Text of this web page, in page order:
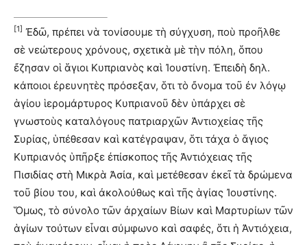
[1] Ἐδῶ, πρέπει νὰ τονίσουμε τὴ σύγχυση, ποὺ προῆλθε
σὲ νεώτερους χρόνους, σχετικὰ μὲ τὴν πόλη, ὅπου
ἔζησαν οἱ ἅγιοι Κυπριανὸς καὶ Ἰουστίνη. Ἐπειδὴ δηλ.
κάποιοι ἐρευνητὲς πρόσεξαν, ὅτι τὸ ὄνομα τοῦ ἐν λόγῳ
ἁγίου ἱερομάρτυρος Κυπριανοῦ δὲν ὑπάρχει σὲ
γνωστοὺς καταλόγους πατριαρχῶν Ἀντιοχείας τῆς
Συρίας, ὑπέθεσαν καὶ κατέγραψαν, ὅτι τάχα ὁ ἅγιος
Κυπριανός ὑπῆρξε ἐπίσκοπος τῆς Ἀντιόχειας τῆς
Πισιδίας στὴ Μικρὰ Ἀσία, καὶ μετέθεσαν ἐκεῖ τὰ δρώμενα
τοῦ βίου του, καὶ ἀκολούθως καὶ τῆς ἁγίας Ἰουστίνης.
Ὅμως, τὸ σύνολο τῶν ἀρχαίων Βίων καὶ Μαρτυρίων τῶν
ἁγίων τούτων εἶναι σύμφωνο καὶ σαφές, ὅτι ἡ Ἀντιόχεια,